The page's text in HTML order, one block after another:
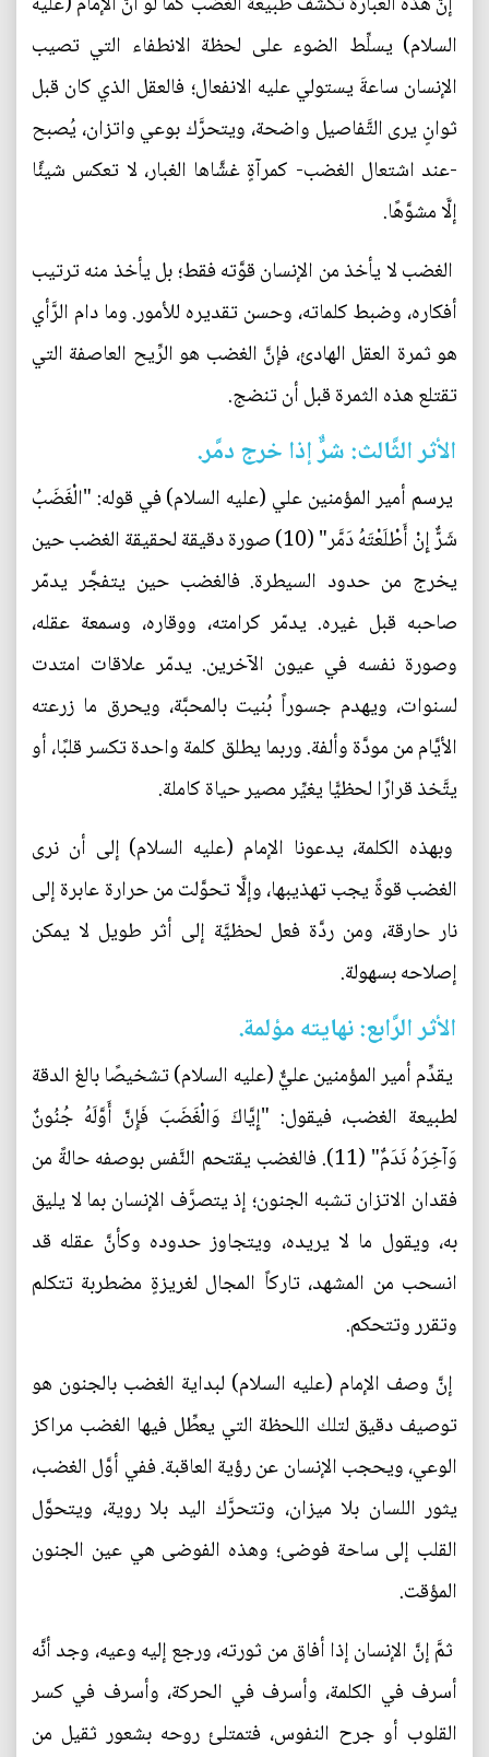
السلام) يسلِّط الضوء على لحظة الانطفاء التي تصيب
الإنسان ساعةَ يستولي عليه الانفعال؛ فالعقل الذي كان قبل
ثوانٍ يرى التَّفاصيل واضحة، ويتحرَّك بوعي واتزان، يُصبح
-عند اشتعال الغضب- كمرآةٍ غشَّاها الغبار، لا تعكس شيئًا
إلَّا مشوَّهًا.
الغضب لا يأخذ من الإنسان قوَّته فقط؛ بل يأخذ منه ترتيب
أفكاره، وضبط كلماته، وحسن تقديره للأمور. وما دام الرَّأي
هو ثمرة العقل الهادئ، فإنَّ الغضب هو الرِّيح العاصفة التي
تقتلع هذه الثمرة قبل أن تنضج.
الأثر الثَّالث: شرٌّ إذا خرج دمَّر.
يرسم أمير المؤمنين علي (عليه السلام) في قوله: "الْغَضَبُ
شَرٌّ إِنْ أَطْلَعْتَهُ دَمَّر" (10) صورة دقيقة لحقيقة الغضب حين
يخرج من حدود السيطرة. فالغضب حين يتفجَّر يدمّر
صاحبه قبل غيره. يدمّر كرامته، ووقاره، وسمعة عقله،
وصورة نفسه في عيون الآخرين. يدمّر علاقات امتدت
لسنوات، ويهدم جسوراً بُنيت بالمحبَّة، ويحرق ما زرعته
الأيَّام من مودَّة وألفة. وربما يطلق كلمة واحدة تكسر قلبًا، أو
يتَّخذ قرارًا لحظيًّا يغيِّر مصير حياة كاملة.
وبهذه الكلمة، يدعونا الإمام (عليه السلام) إلى أن نرى
الغضب قوةً يجب تهذيبها، وإلَّا تحوَّلت من حرارة عابرة إلى
نار حارقة، ومن ردَّة فعل لحظيَّة إلى أثر طويل لا يمكن
إصلاحه بسهولة.
الأثر الرَّابع: نهايته مؤلمة.
يقدِّم أمير المؤمنين عليٌّ (عليه السلام) تشخيصًا بالغ الدقة
لطبيعة الغضب، فيقول: "إِيَّاكَ وَالْغَضَبَ فَإِنَّ أَوَّلَهُ جُنُونٌ
وَآخِرَهُ نَدَمٌ" (11). فالغضب يقتحم النَّفس بوصفه حالةً من
فقدان الاتزان تشبه الجنون؛ إذ يتصرَّف الإنسان بما لا يليق
به، ويقول ما لا يريده، ويتجاوز حدوده وكأنَّ عقله قد
انسحب من المشهد، تاركاً المجال لغريزةٍ مضطربة تتكلم
وتقرر وتتحكم.
إنَّ وصف الإمام (عليه السلام) لبداية الغضب بالجنون هو
توصيف دقيق لتلك اللحظة التي يعطِّل فيها الغضب مراكز
الوعي، ويحجب الإنسان عن رؤية العاقبة. ففي أوَّل الغضب،
يثور اللسان بلا ميزان، وتتحرَّك اليد بلا روية، ويتحوَّل
القلب إلى ساحة فوضى؛ وهذه الفوضى هي عين الجنون
المؤقت.
ثمَّ إنَّ الإنسان إذا أفاق من ثورته، ورجع إليه وعيه، وجد أنَّه
أسرف في الكلمة، وأسرف في الحركة، وأسرف في كسر
القلوب أو جرح النفوس، فتمتلئ روحه بشعور ثقيل من